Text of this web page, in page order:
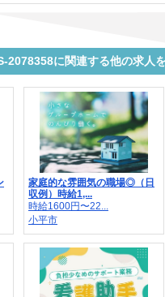
2078358に関連する他の求人
家庭的な雰囲気の職場◎（日
収例）時給1,...
時給1600円〜22...
小平市